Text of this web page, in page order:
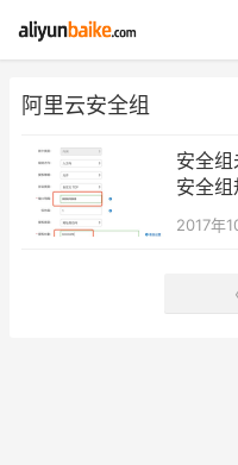
阿里云安全组
安全
安全组
2017年